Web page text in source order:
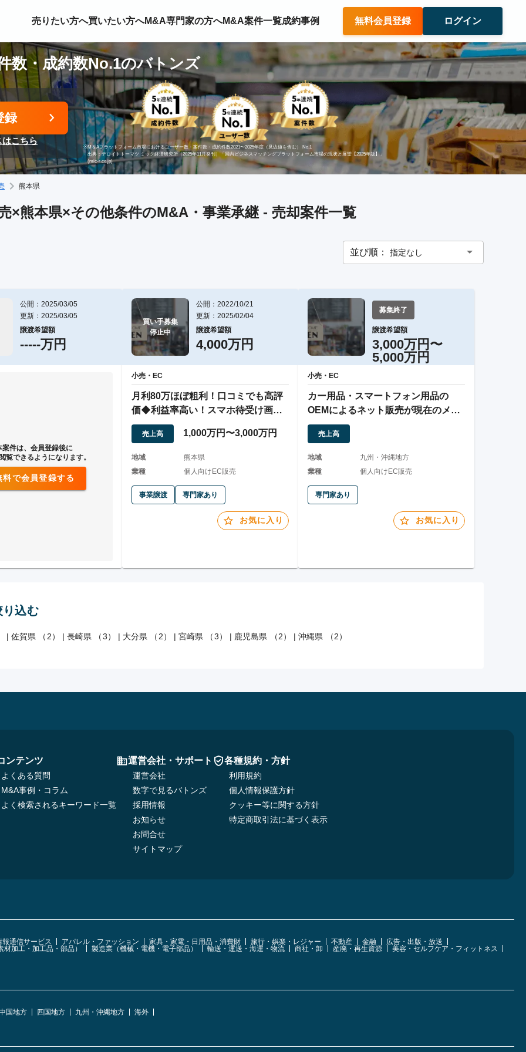
売りたい方へ買いたい方へM&A専門家の方へM&A案件一覧成約事例 無料会員登録 ログイン
数・成約数No.1のバトンズ
録
こちら
※M＆Aプラットフォーム市場におけるユーザー数・案件数・成約件数2021〜2025年度（見込値を含む） No.1
出典：デロイトトーマツ ミック経済研究所（2025年11月発刊）「国内ビジネスマッチングプラットフォーム市場の現状と展望【2025年版】」
(mic-r.co.jp)
熊本県
×熊本県×その他条件のM&A・事業承継 - 売却案件一覧
並び順： 指定なし
公開：2025/03/05
更新：2025/03/05
譲渡希望額
-----万円
案件は、会員登録後に
覧できるようになります。
料で会員登録する
買い手募集
停止中
公開：2022/10/21
更新：2025/02/04
譲渡希望額
4,000万円
小売・EC
月利80万ほぼ粗利！口コミでも高評
価◆利益率高い！スマホ待受け画像
のEC販売
売上高 1,000万円〜3,000万円
地域
熊本県
業種
個人向けEC販売
事業譲渡 専門家あり
お気に入り
募集終了
譲渡希望額
3,000万円〜
5,000万円
小売・EC
カー用品・スマートフォン用品の
OEMによるネット販売が現在のメイ
ン！！他、輸入品のネット販売等を
手掛けています
売上高
地域
九州・沖縄地方
業種
個人向けEC販売
専門家あり
お気に入り
り込む
|佐賀県 （2） |長崎県 （3） | 大分県 （2） |宮崎県 （3） | 鹿児島県 （2） |沖縄県 （2）
ンテンツ
よくある質問
M&A事例・コラム
よく検索されるキーワード一覧
運営会社・サポート
運営会社
数字で見るバトンズ
採用情報
お知らせ
お問合せ
サイトマップ
各種規約・方針
利用規約
個人情報保護方針
クッキー等に関する方針
特定商取引法に基づく表示
報通信サービス アパレル・ファッション 家具・家電・日用品・消費財 旅行・娯楽・レジャー 不動産 金融
広告・出版・放送
加工・加工品・部品）
製造業（機械・電機・電子部品） 輸送・運送・海運・物流 商社・卸 産廃・再生資源 美容・セルフケア・フィットネス
国地方 四国地方 九州・沖縄地方 海外